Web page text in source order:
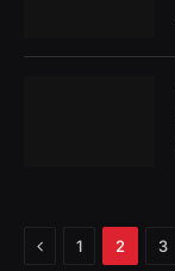
Anterior
1 2 3